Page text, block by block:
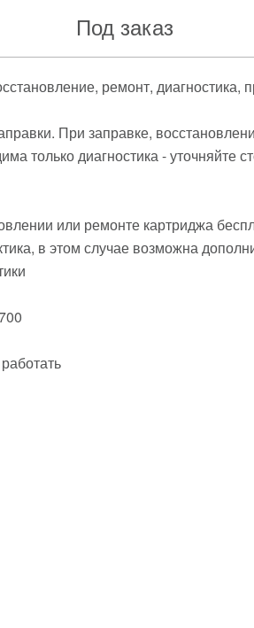
Под заказ
ремонт диагностика
При заправке,
только диагностика - уточняйте
или ремонте картриджа
в этом случае возможна